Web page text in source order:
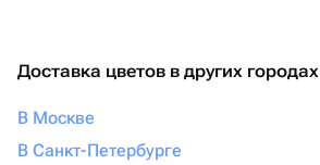
Доставка цветов в других городах
В Москве
В Санкт-Петербурге